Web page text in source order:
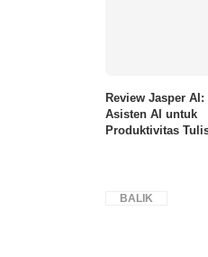
Review Jasper AI:
Asisten AI untuk
Produktivitas
BALIK